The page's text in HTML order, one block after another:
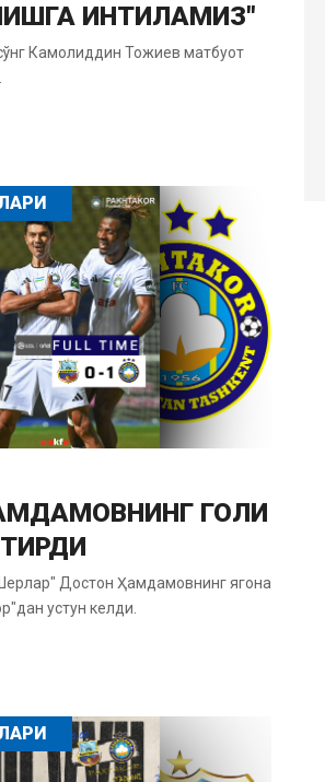
ИНТИЛАМИЗ"
Камолиддин Тожиев матбуот
ГОЛИ
Достон Ҳамдамовнинг ягона
устун келди.